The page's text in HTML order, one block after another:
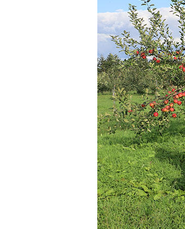
全ての記事を見る